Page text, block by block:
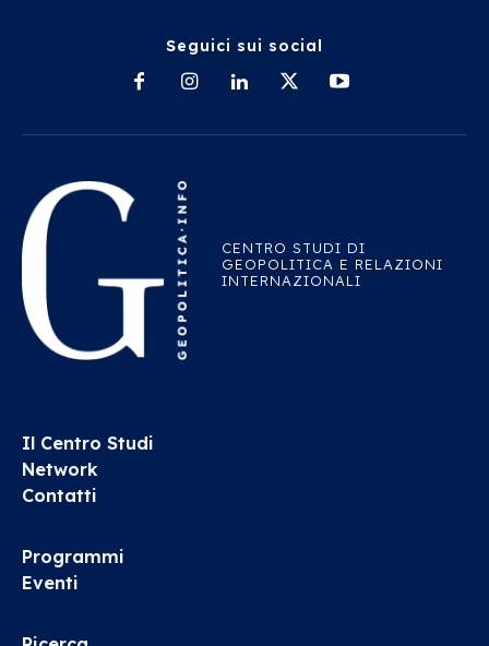
Seguici sui social
CENTRO STUDI DI
GEOPOLITICA E RELAZIONI
INTERNAZIONALI
Il Centro Studi
Network
Contatti
Programmi
Eventi